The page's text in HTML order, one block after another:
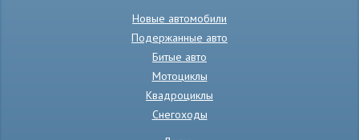
Новые автомобили
Подержанные авто
Битые авто
Мотоциклы
Квадроциклы
Снегоходы